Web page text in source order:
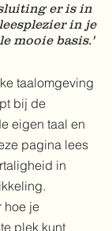
er is in
in je
mooie basis.'
taalomgeving
bij de
eigen taal en
pagina lees
in
hoe je
plek kunt